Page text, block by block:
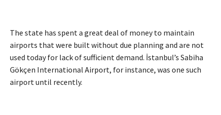
The state has spent a great deal of money to maintain
airports that were built without due planning and are not
used today for lack of sufficient demand. İstanbul’s Sabiha
Gökçen International Airport, for instance, was one such
airport until recently.